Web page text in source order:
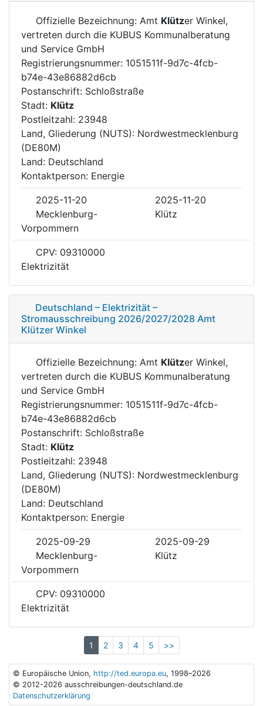
Offizielle Bezeichnung: Amt Klützer Winkel,
vertreten durch die KUBUS Kommunalberatung
und Service GmbH
Registrierungsnummer: 1051511f-9d7c-4fcb-
b74e-43e86882d6cb
Postanschrift: Schloßstraße
Stadt: Klütz
Postleitzahl: 23948
Land, Gliederung (NUTS): Nordwestmecklenburg
(DE80M)
Land: Deutschland
Kontaktperson: Energie
2025-11-20
2025-11-20
Mecklenburg-
Vorpommern
Klütz
CPV: 09310000
Elektrizität
Deutschland – Elektrizität –
Stromausschreibung 2026/2027/2028 Amt
Klützer Winkel
Offizielle Bezeichnung: Amt Klützer Winkel,
vertreten durch die KUBUS Kommunalberatung
und Service GmbH
Registrierungsnummer: 1051511f-9d7c-4fcb-
b74e-43e86882d6cb
Postanschrift: Schloßstraße
Stadt: Klütz
Postleitzahl: 23948
Land, Gliederung (NUTS): Nordwestmecklenburg
(DE80M)
Land: Deutschland
Kontaktperson: Energie
2025-09-29
2025-09-29
Mecklenburg-
Vorpommern
Klütz
CPV: 09310000
Elektrizität
1 2 3 4 5 >>
© Europäische Union, http://ted.europa.eu, 1998–2026
© 2012-2026 ausschreibungen-deutschland.de
Datenschutzerklärung